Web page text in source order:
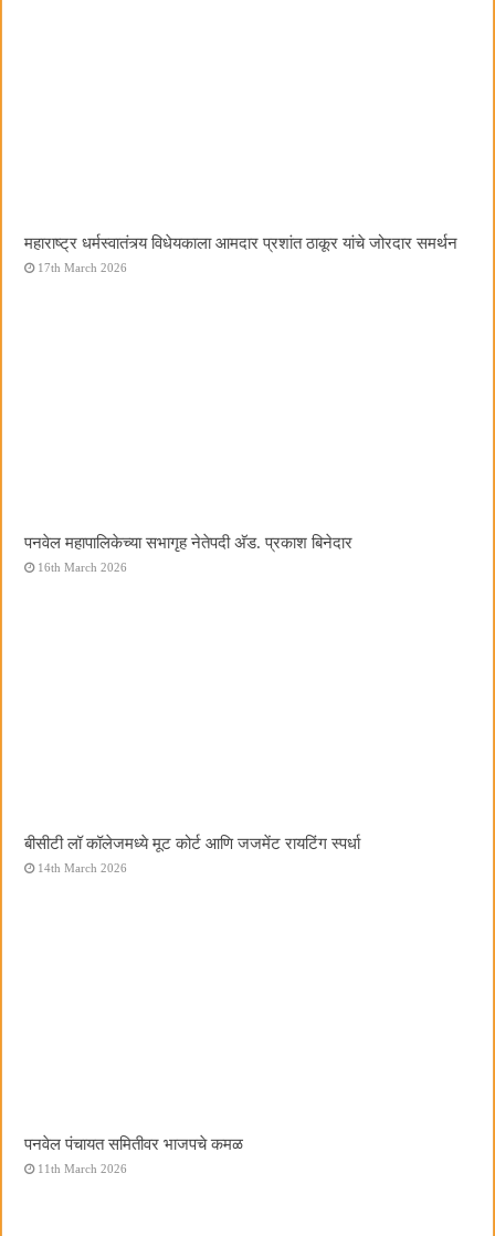
महाराष्ट्र धर्मस्वातंत्र्य विधेयकाला आमदार प्रशांत ठाकूर यांचे जोरदार समर्थन
17th March 2026
पनवेल महापालिकेच्या सभागृह नेतेपदी अ‍ॅड. प्रकाश बिनेदार
16th March 2026
बीसीटी लॉ कॉलेजमध्ये मूट कोर्ट आणि जजमेंट रायटिंग स्पर्धा
14th March 2026
पनवेल पंचायत समितीवर भाजपचे कमळ
11th March 2026